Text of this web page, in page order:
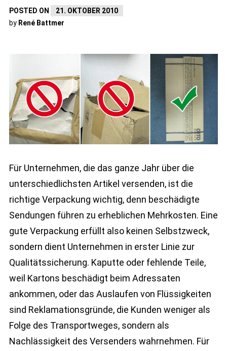
POSTED ON
21. OKTOBER 2010
by René Battmer
Für Unternehmen, die das ganze Jahr über die
unterschiedlichsten Artikel versenden, ist die
richtige Verpackung wichtig, denn beschädigte
Sendungen führen zu erheblichen Mehrkosten. Eine
gute Verpackung erfüllt also keinen Selbstzweck,
sondern dient Unternehmen in erster Linie zur
Qualitätssicherung. Kaputte oder fehlende Teile,
weil Kartons beschädigt beim Adressaten
ankommen, oder das Auslaufen von Flüssigkeiten
sind Reklamationsgründe, die Kunden weniger als
Folge des Transportweges, sondern als
Nachlässigkeit des Versenders wahrnehmen. Für